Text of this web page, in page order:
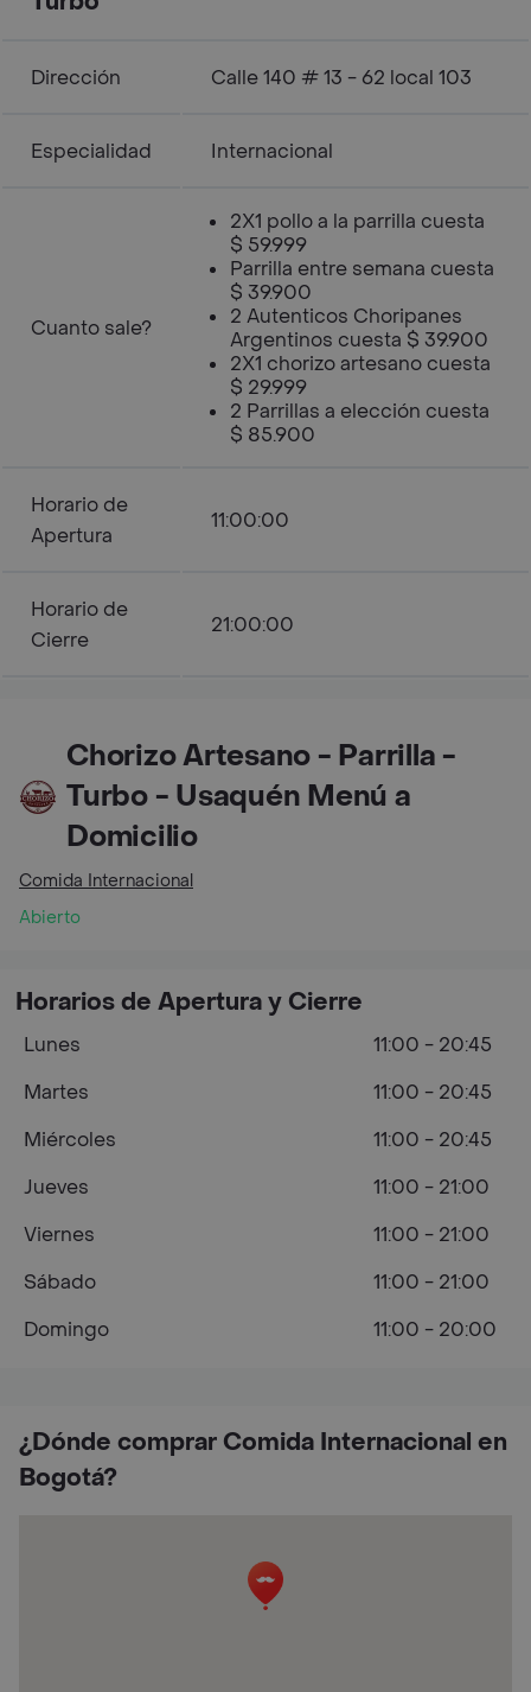
Dirección Calle 140 # 13 - 62 local 103
Especialidad Internacional
Cuanto sale?
2X1 pollo a la parrilla cuesta
$ 59.999
Parrilla entre semana cuesta
$ 39.900
2 Autenticos Choripanes
Argentinos cuesta $ 39.900
2X1 chorizo artesano cuesta
$ 29.999
2 Parrillas a elección cuesta
$ 85.900
Horario de
Apertura
11:00:00
Horario de
Cierre
21:00:00
Chorizo Artesano - Parrilla -
Turbo - Usaquén Menú a
Domicilio
Comida Internacional
Abierto
¿Dónde comprar Comida Internacional en
Bogotá?
Horarios de Apertura y Cierre
Lunes
11:00 - 20:45
Martes
11:00 - 20:45
Miércoles
11:00 - 20:45
Jueves
11:00 - 21:00
Viernes
11:00 - 21:00
Sábado
11:00 - 21:00
Domingo
11:00 - 20:00